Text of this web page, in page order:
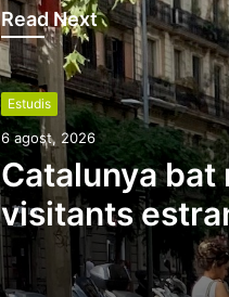
Read Next
Estudis
6 agost, 2026
Catalunya bat
visitants
de l’estiu